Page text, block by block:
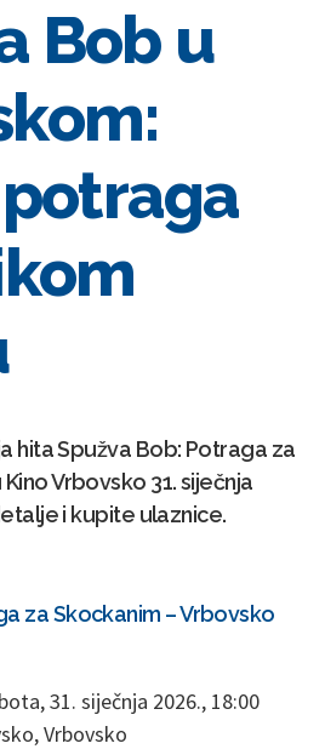
Bob u
hita Spužva Bob: Potraga za
Vrbovsko 31. siječnja
i kupite ulaznice.
za Skockanim – Vrbovsko
31. siječnja 2026., 18:00
Vrbovsko